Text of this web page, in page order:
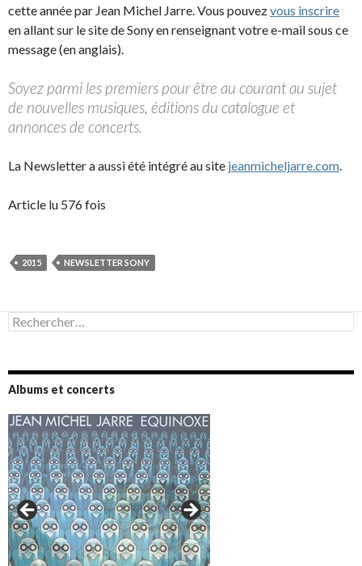
cette année par Jean Michel Jarre. Vous pouvezvous inscrire
en allant sur le site de Sony en renseignant votre e-mail sous ce
message (en anglais).
Soyez parmi les premiers pour être au courant au sujet
de nouvelles musiques, éditions du catalogue et
annonces de concerts.
La Newsletter a aussi été intégré au site jeanmicheljarre.com.
Article lu 576 fois
2015 NEWSLETTER SONY
Rechercher :
Albums et concerts